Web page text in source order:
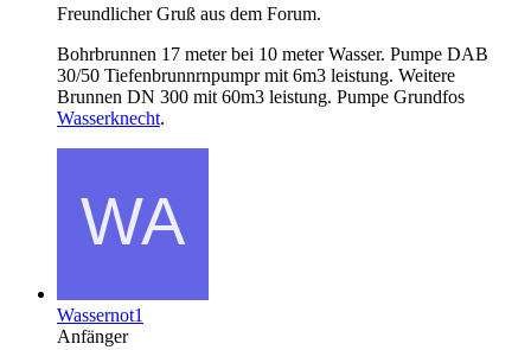
Freundlicher Gruß aus dem Forum.
Bohrbrunnen 17 meter bei 10 meter Wasser. Pumpe DAB
30/50 Tiefenbrunnrnpumpr mit 6m3 leistung. Weitere
Brunnen DN 300 mit 60m3 leistung. Pumpe Grundfos
Wasserknecht.
Wassernot1
Anfänger